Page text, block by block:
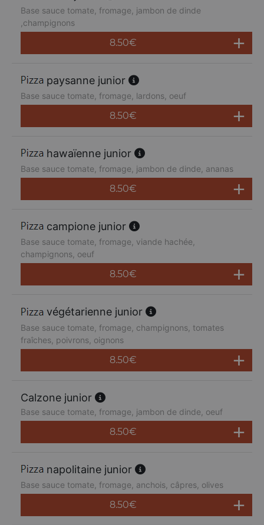
Base sauce tomate, fromage, jambon de dinde
,champignons
8.50€
paysanne junior
Base sauce tomate, fromage, lardons, oeuf
8.50€
hawaïenne junior
Base sauce tomate, fromage, jambon de dinde, ananas
8.50€
campione junior
Base sauce tomate, fromage, viande hachée,
champignons, oeuf
8.50€
végétarienne junior
Base sauce tomate, fromage, champignons, tomates
fraîches, poivrons, oignons
8.50€
Calzone junior
Base sauce tomate, fromage, jambon de dinde, oeuf
8.50€
napolitaine junior
Base sauce tomate, fromage, anchois, câpres, olives
8.50€